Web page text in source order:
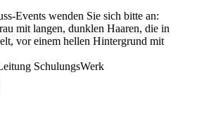
Events wenden Sie sich bitte an:
SchulungsWerk